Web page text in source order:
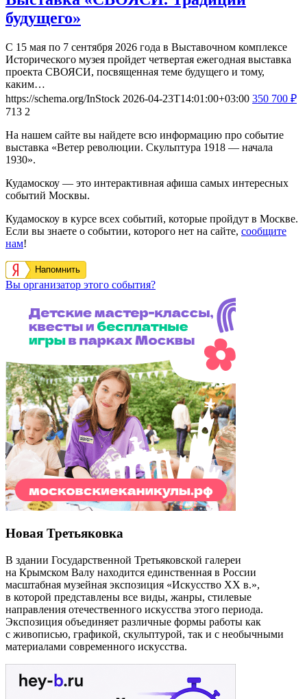
будущего»
С 15 мая по 7 сентября 2026 года в Выставочном комплексе
Исторического музея пройдет четвертая ежегодная выставка
проекта СВОЯСИ, посвященная теме будущего и тому,
каким…
https://schema.org/InStock 2026-04-23T14:01:00+03:00 350 700 ₽
713 2
На нашем сайте вы найдете всю информацию про событие
выставка «Ветер революции. Скульптура 1918 — начала
1930».
Кудамоскоу — это интерактивная афиша самых интересных
событий Москвы.
Кудамоскоу в курсе всех событий, которые пройдут в Москве.
Если вы знаете о событии, которого нет на сайте, сообщите
нам!
Напомнить
Вы организатор этого события?
Новая Третьяковка
В здании Государственной Третьяковской галереи
на Крымском Валу находится единственная в России
масштабная музейная экспозиция «Искусство ХХ в.»,
в которой представлены все виды, жанры, стилевые
направления отечественного искусства этого периода.
Экспозиция объединяет различные формы работы как
с живописью, графикой, скульптурой, так и с необычными
материалами современного искусства.